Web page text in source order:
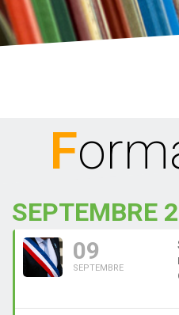
SEPTEMBRE
09
SEPTEMBRE